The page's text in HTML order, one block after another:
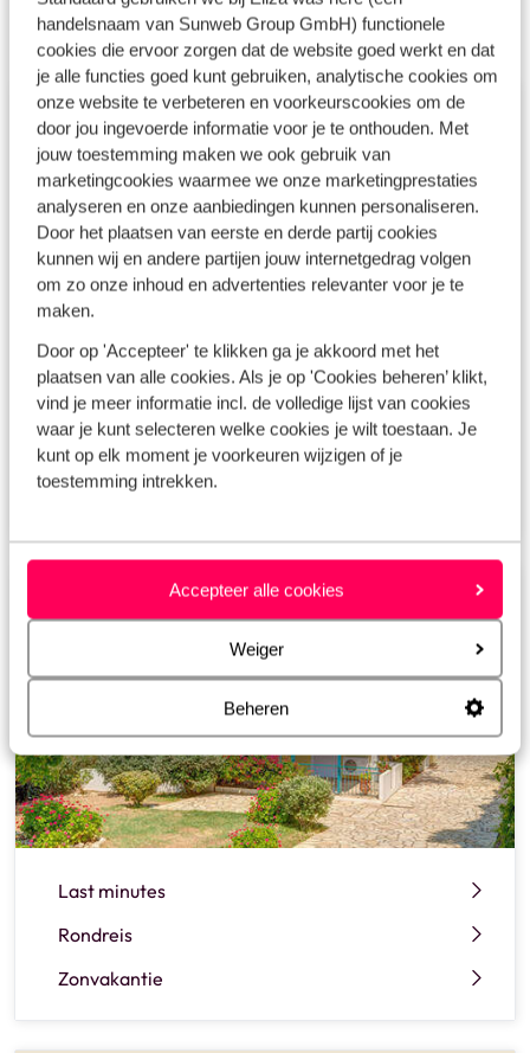
handelsnaam van Sunweb Group GmbH) functionele
cookies die ervoor zorgen dat de website goed werkt en dat
je alle functies goed kunt gebruiken, analytische cookies om
onze website te verbeteren en voorkeurscookies om de
door jou ingevoerde informatie voor je te onthouden. Met
jouw toestemming maken we ook gebruik van
marketingcookies waarmee we onze marketingprestaties
analyseren en onze aanbiedingen kunnen personaliseren.
Door het plaatsen van eerste en derde partij cookies
kunnen wij en andere partijen jouw internetgedrag volgen
om zo onze inhoud en advertenties relevanter voor je te
maken.
Door op 'Accepteer' te klikken ga je akkoord met het
plaatsen van alle cookies. Als je op 'Cookies beheren’ klikt,
vind je meer informatie incl. de volledige lijst van cookies
waar je kunt selecteren welke cookies je wilt toestaan. Je
kunt op elk moment je voorkeuren wijzigen of je
toestemming intrekken.
Accepteer alle cookies
Weiger
Beheren
aan tips om te doen oin de omgeving.
Meer Griekse bestemmingen
Griekenland
Griekse eilanden
Fly & Drive
Fijne vakanties in Griekenland
Last minutes
Rondreis
Zonvakantie